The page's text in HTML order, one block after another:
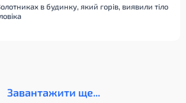
в будинку, який горів, виявили тіло
Завантажити ще...